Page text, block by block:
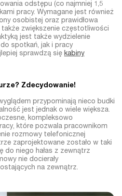
odstępu (co najmniej 1,5
pracy. Wymagane jest również
osobistej oraz prawidłowa
zwiększenie częstotliwości
jest także wydzielenie
spotkań, jak i pracy
sprawdzą się kabiny
Zdecydowanie!
przypominają nieco budki
jest jednak o wiele większa.
kompleksowo
które pozwala pracownikom
rozmowy telefonicznej
zaprojektowane zostało w taki
do niego hałas z zewnątrz
nie docierały
na zewnątrz.